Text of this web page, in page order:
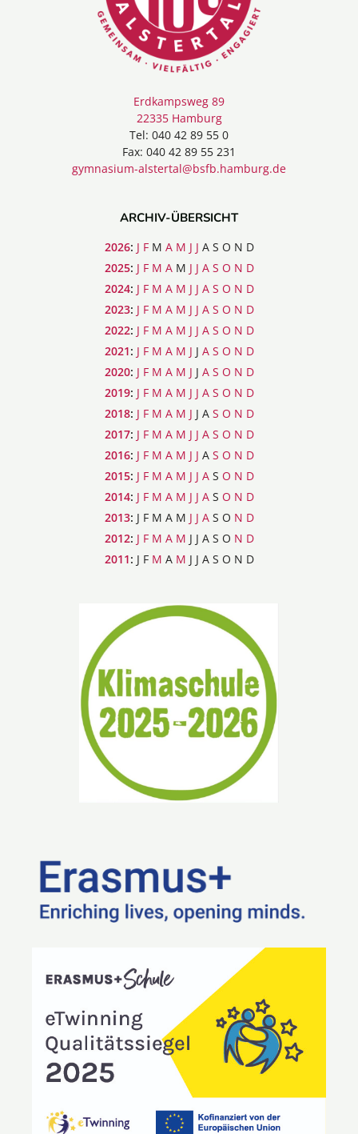
Erdkampsweg 89
22335 Hamburg
Tel: 040 42 89 55 0
Fax: 040 42 89 55 231
gymnasium-alstertal@bsfb.hamburg.de
ARCHIV-ÜBERSICHT
2026: J F M A M J J A S O N D
2025: J F M A M J J A S O N D
2024: J F M A M J J A S O N D
2023: J F M A M J J A S O N D
2022: J F M A M J J A S O N D
2021: J F M A M J J A S O N D
2020: J F M A M J J A S O N D
2019: J F M A M J J A S O N D
2018: J F M A M J J A S O N D
2017: J F M A M J J A S O N D
2016: J F M A M J J A S O N D
2015: J F M A M J J A S O N D
2014: J F M A M J J A S O N D
2013: J F M A M J J A S O N D
2012: J F M A M J J A S O N D
2011: J F M A M J J A S O N D